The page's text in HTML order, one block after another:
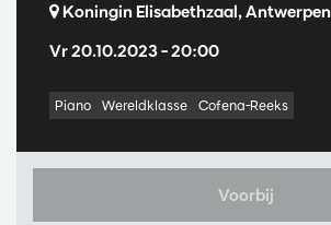
Vr 20.10.2023– 20:00
Koningin Elisabethzaal, Antwerpen
Piano Wereldklasse Cofena-Reeks
Voorbij